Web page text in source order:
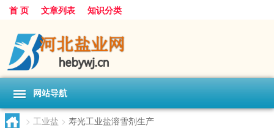
首 页 文章列表 知识分类
网站导航
> 工业盐 > 寿光工业盐溶雪剂生产